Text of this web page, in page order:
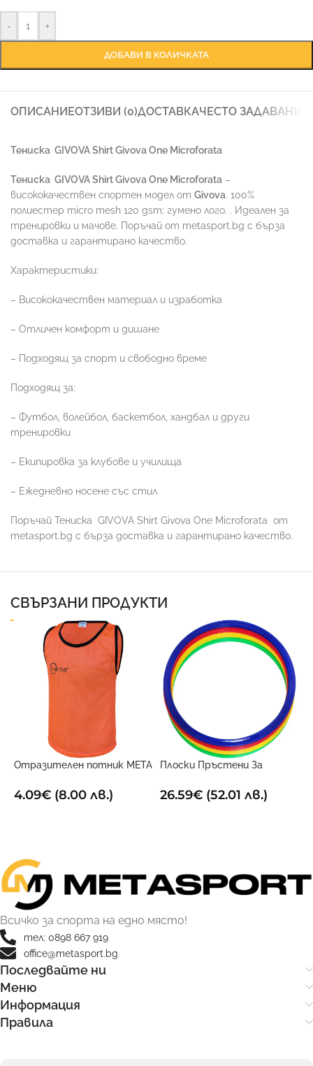
- +
ДОБАВИ В КОЛИЧКАТА
ОПИСАНИЕОТЗИВИ (0)ДОСТАВКАЧЕСТО ЗАДАВАНИ
Тениска GIVOVA Shirt Givova One Microforata
Тениска GIVOVA Shirt Givova One Microforata –
висококачествен спортен модел от Givova. 100%
полиестер micro mesh 120 gsm; гуменo лого. . Идеален за
тренировки и мачове. Поръчай от metasport.bg с бърза
доставка и гарантирано качество.
Характеристики:
– Висококачествен материал и изработка
– Отличен комфорт и дишане
– Подходящ за спорт и свободно време
Подходящ за:
– Футбол, волейбол, баскетбол, хандбал и други
тренировки
– Екипировка за клубове и училища
– Ежедневно носене със стил
Поръчай Тениска GIVOVA Shirt Givova One Microforata от
metasport.bg с бърза доставка и гарантирано качество.
СВЪРЗАНИ ПРОДУКТИ
Отразителен потник META
4.09€ (8.00 лв.)
Плоски Пръстени За
12)4 45см
26.59€(52.01 лв.)
Всичко за спорта на едно място!
тел: 0898 667 919
office@metasport.bg
Последвайте ни
Меню
Информация
Правила